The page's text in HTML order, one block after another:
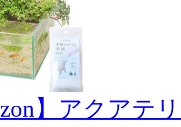
】アクアテ